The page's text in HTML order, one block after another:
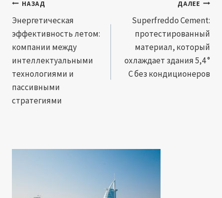
Навигация
по
записям
НАЗАД
Энергетическая
эффективность летом:
компании между
интеллектуальными
технологиями и
пассивными
стратегиями
ДАЛЕЕ
Superfreddo Cement:
протестированный
материал, который
охлаждает здания 5,4 °
C без кондиционеров